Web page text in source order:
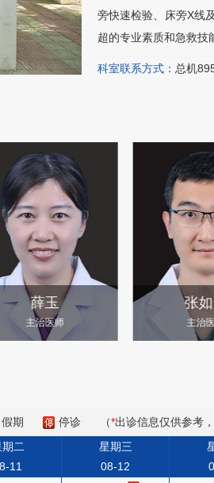
旁快速检验、床旁X线
超的专业素质和急救技
科室联系方式： 总机
薛玉
主治医师
张
主治
假期 停诊 （*出诊信息仅供参考
二
11
星期三
08-12